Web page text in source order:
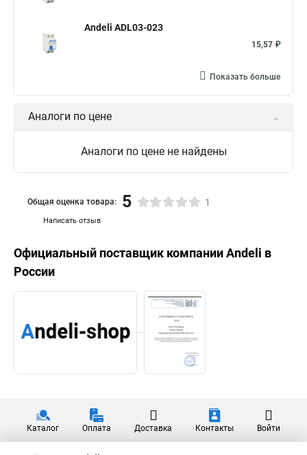
Andeli ADL03-023
15,57 ₽
Показать больше
Аналоги по цене
Аналоги по цене не найдены
Написать отзыв
Общая оценка товара: 5 1
Официальный поставщик компанииAndeli в
России
Каталог Оплата Доставка Контакты Войти